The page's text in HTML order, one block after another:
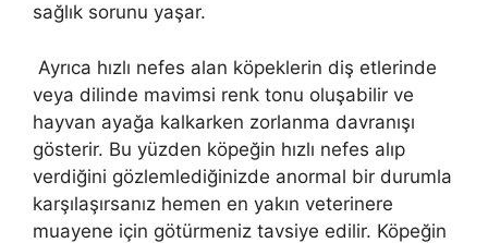
sağlık sorunu yaşar.
Ayrıca hızlı nefes alan köpeklerin diş etlerinde
veya dilinde mavimsi renk tonu oluşabilir ve
hayvan ayağa kalkarken zorlanma davranışı
gösterir. Bu yüzden köpeğin hızlı nefes alıp
verdiğini gözlemlediğinizde anormal bir durumla
karşılaşırsanız hemen en yakın veterinere
muayene için götürmeniz tavsiye edilir. Köpeğin